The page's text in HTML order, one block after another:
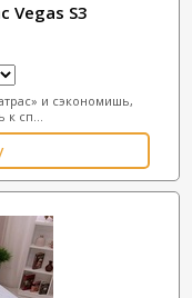
Vegas S3
и сэкономишь,
к сп...